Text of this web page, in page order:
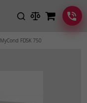
MyCond FDSK 750